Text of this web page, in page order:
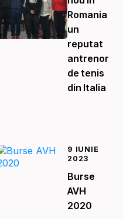
Romania
un
reputat
antrenor
de tenis
din Italia
Burse
AVH
2020
9 IUNIE
2023